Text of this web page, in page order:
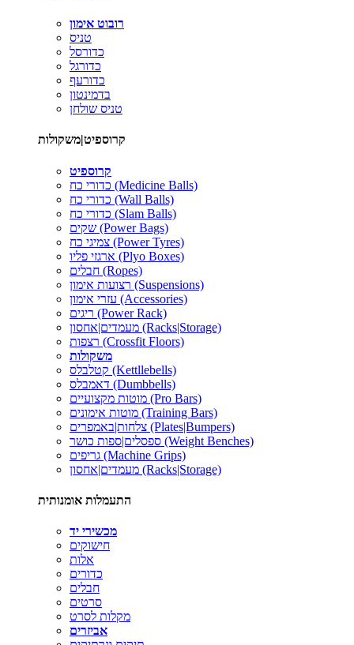
רובוט אימון
טניס
כדורסל
כדורגל
כדורעף
בדמינטון
טניס שולחן
קרוספיט|משקולות
קרוספיט
כדורי כח (Medicine Balls)
כדורי כח (Wall Balls)
כדורי כח (Slam Balls)
שקים (Power Bags)
צמיגי כח (Power Tyres)
ארגזי פליו (Plyo Boxes)
חבלים (Ropes)
רצועות אימון (Suspensions)
עזרי אימון (Accessories)
ריגים (Power Rack)
מעמדים|אחסון (Racks|Storage)
רצפות (Crossfit Floors)
משקולות
קטלבלס (Kettllebells)
דאמבלס (Dumbbells)
מוטות מקצועיים (Pro Bars)
מוטות אימונים (Training Bars)
צלחות|באמפרים (Plates|Bumpers)
ספסלים|ספות כושר (Weight Benches)
גריפים (Machine Grips)
מעמדים|אחסון (Racks|Storage)
התעמלות אומנותית
מכשירי יד
חישוקים
אלות
כדורים
חבלים
סרטים
מקלות לסרט
אביזרים